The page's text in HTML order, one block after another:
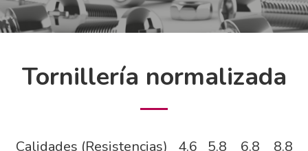
Tornillería normalizada
Calidades (Resistencias) 4.6 5.8 6.8 8.8